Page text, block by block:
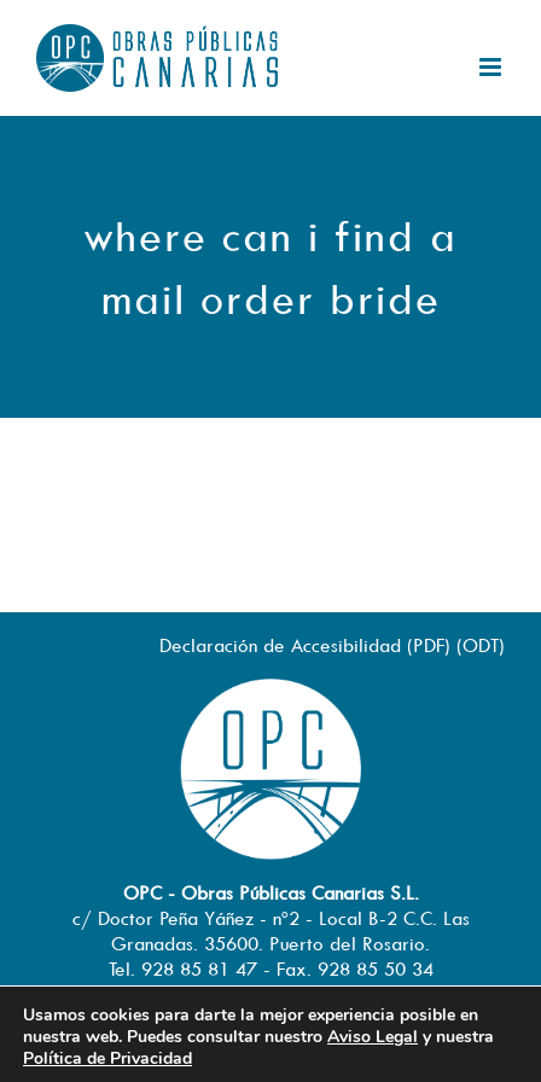
contenido
where can i find a
mail order bride
Declaración de Accesibilidad (PDF) (ODT)
OPC - Obras Públicas Canarias S.L.
c/ Doctor Peña Yáñez - nº2 - Local B-2 C.C. Las
Granadas. 35600. Puerto del Rosario.
Tel. 928 85 81 47 - Fax. 928 85 50 34
info@obraspublicascanarias.com-
www.obraspublicascanarias.com
Usamos cookies para darte la mejor experiencia posible en
nuestra web. Puedes consultar nuestro Aviso Legal y nuestra
Política de Privacidad